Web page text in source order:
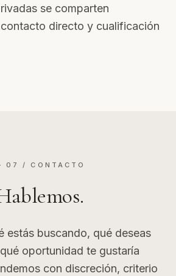
se comparten
directo y cualificación
07 / CONTACTO
estás buscando, qué deseas
oportunidad te gustaría
con discreción, criterio